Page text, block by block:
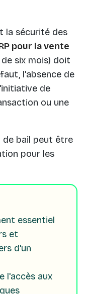
la sécurité des
pour la vente
six mois) doit
l'absence de
de
ou une
de bail peut être
pour les
essentiel
et
d'un
l'accès aux